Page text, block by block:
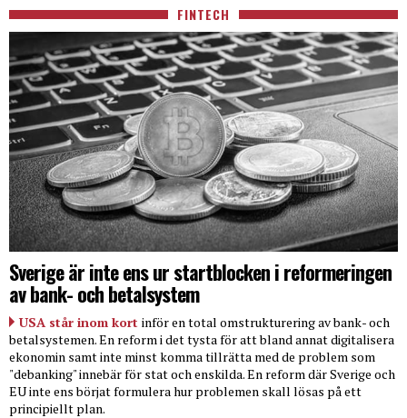
FINTECH
Sverige är inte ens ur startblocken i reformeringen
av bank- och betalsystem
USA står inom kort inför en total omstrukturering av bank- och
betalsystemen. En reform i det tysta för att bland annat digitalisera
ekonomin samt inte minst komma tillrätta med de problem som
"debanking" innebär för stat och enskilda. En reform där Sverige och
EU inte ens börjat formulera hur problemen skall lösas på ett
principiellt plan.